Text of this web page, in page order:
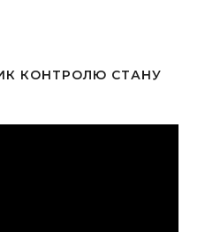
КОНТРОЛЮ СТАНУ